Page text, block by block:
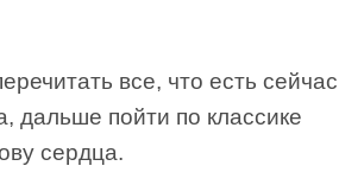
все, что есть сейчас
дальше пойти по классике
сердца.